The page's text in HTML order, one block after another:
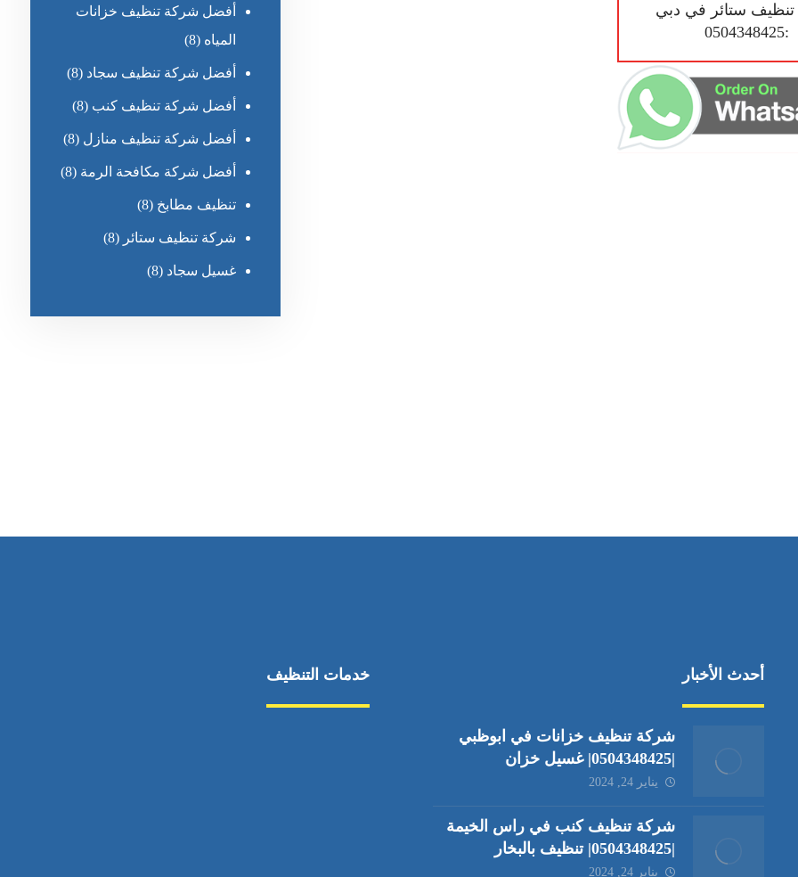
ستائر في دبي
:0504348425
أفضل شركة تنظيف خزانات
المياه (8)
أفضل شركة تنظيف سجاد (8)
أفضل شركة تنظيف كنب (8)
أفضل شركة تنظيف منازل (8)
أفضل شركة مكافحة الرمة (8)
تنظيف مطابخ (8)
شركة تنظيف ستائر (8)
غسيل سجاد (8)
أحدث الأخبار
شركة تنظيف خزانات في ابوظبي
|0504348425| غسيل خزان
يناير 24, 2024
شركة تنظيف كنب في راس الخيمة
|0504348425| تنظيف بالبخار
يناير 24, 2024
خدمات التنظيف